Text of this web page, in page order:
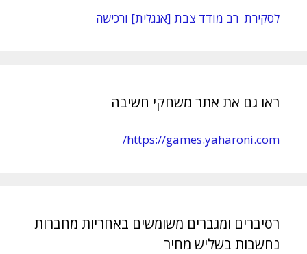
לסקירת רב מודד צבת [אנגלית] ורכישה
ראו גם את אתר משחקי חשיבה
https://games.yaharoni.com/
רסיברים ומגברים משומשים באחריות מחברות
נחשבות בשליש מחיר